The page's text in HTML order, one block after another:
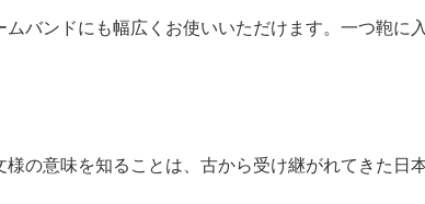
バンドにも幅広くお使いいただけます。一つ鞄に
の意味を知ることは、古から受け継がれてきた日